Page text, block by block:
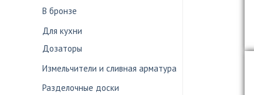
В бронзе
Для кухни
Дозаторы
Измельчители и сливная арматура
Разделочные доски